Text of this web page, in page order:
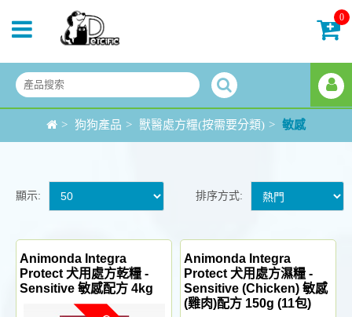
0
> 狗狗產品 > 獸醫處方糧(按需要分類) > 敏感
排序方式:
顯示:
Animonda Integra
Protect 犬用處方乾糧 -
Sensitive 敏感配方 4kg
Animonda Integra
Protect 犬用處方濕糧 -
Sensitive (Chicken) 敏感
(雞肉)配方 150g (11包)